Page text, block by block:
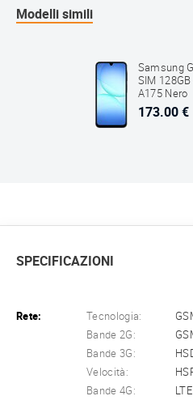
Modelli simili
Samsung
SIM
A175 Nero
173.00 €
SPECIFICAZIONI
Rete: Tecnologia:
Bande 2G:
Bande 3G:
Velocità:
Bande 4G:
LTE